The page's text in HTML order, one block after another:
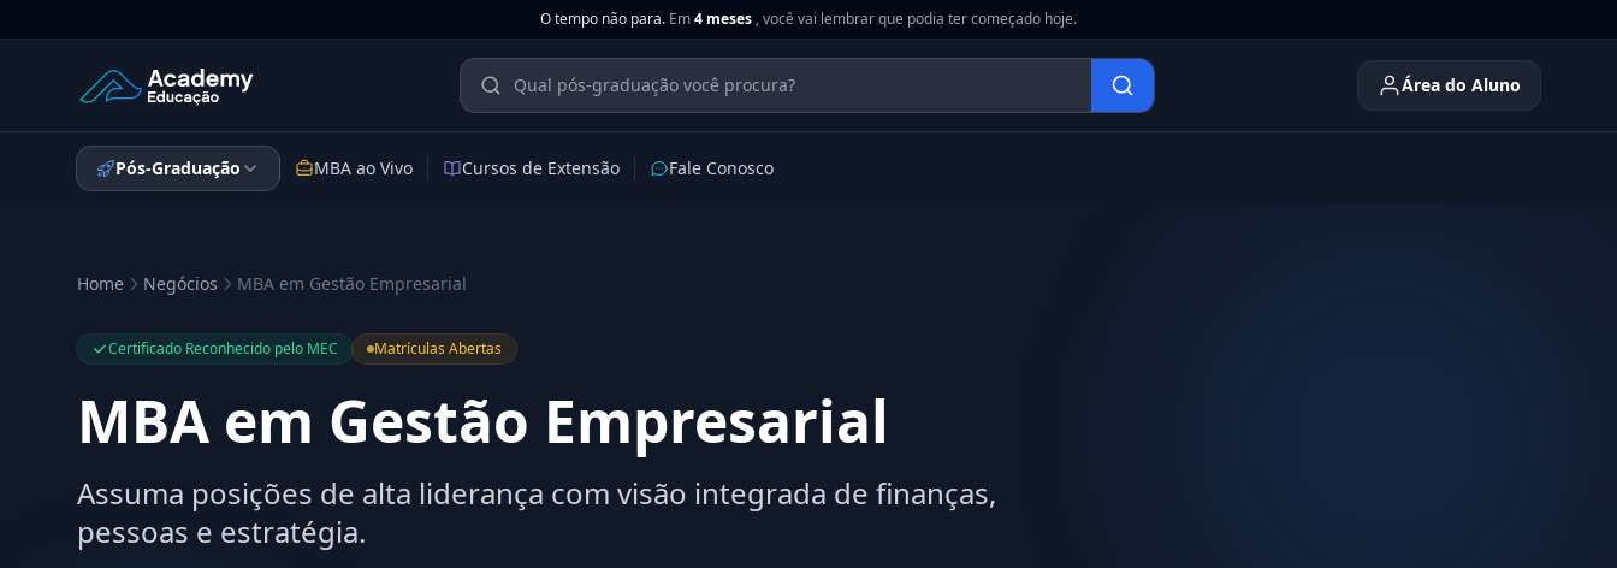
O tempo não para. Em4 meses , você vai lembrar que podia ter começado hoje.
Academy Educação — Página Inicial Área do Aluno
Pós-Graduação MBA ao Vivo Cursos de Extensão Fale Conosco
Home Negócios MBA em Gestão Empresarial
Certificado Reconhecido pelo MEC Matrículas Abertas
MBA em Gestão Empresarial
Assuma posições de alta liderança com visão integrada de finanças,
pessoas e estratégia.